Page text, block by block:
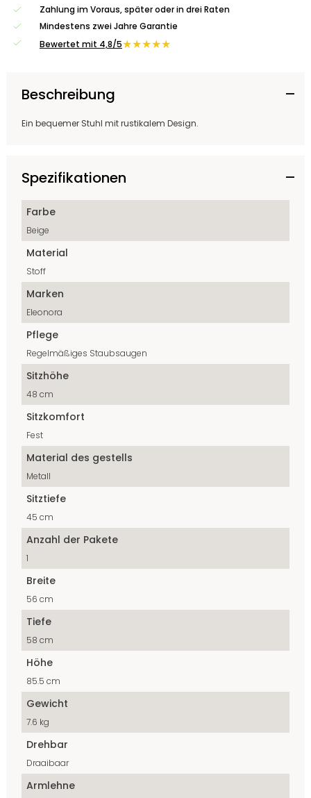
Zahlung im Voraus, später oder in drei Raten
Mindestens zwei Jahre Garantie
Bewertet mit 4,8/5★★★★★
Beschreibung
Ein bequemer Stuhl mit rustikalem Design.
Spezifikationen
Farbe
Beige
Material
Stoff
Marken
Eleonora
Pflege
Regelmäßiges Staubsaugen
Sitzhöhe
48 cm
Sitzkomfort
Fest
Material des gestells
Metall
Sitztiefe
45 cm
Anzahl der Pakete
1
Breite
56 cm
Tiefe
58 cm
Höhe
85.5 cm
Gewicht
7.6 kg
Drehbar
Draaibaar
Armlehne